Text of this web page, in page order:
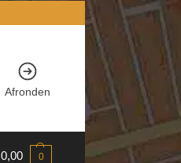
Afronden
0,00 0